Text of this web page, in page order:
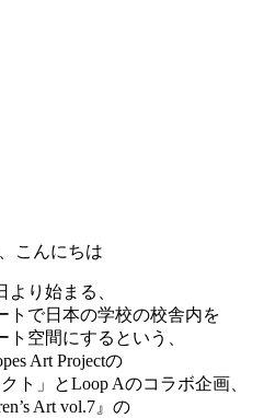
こんにちは
より始まる、
トで日本の学校の校舎内を
空間にするという、
Art Projectの
ト」とLoop Aのコラボ企画、
Art vol.7』の